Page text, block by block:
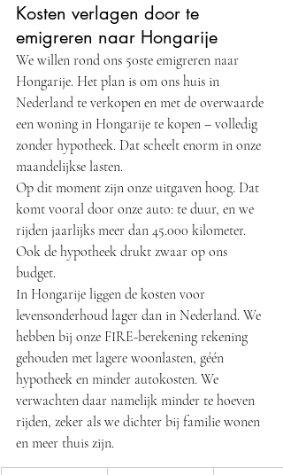
Kosten verlagen door te
emigreren naar Hongarije
We willen rond ons 50ste emigreren naar
Hongarije. Het plan is om ons huis in
Nederland te verkopen en met de overwaarde
een woning in Hongarije te kopen – volledig
zonder hypotheek. Dat scheelt enorm in onze
maandelijkse lasten.
Op dit moment zijn onze uitgaven hoog. Dat
komt vooral door onze auto: te duur, en we
rijden jaarlijks meer dan 45.000 kilometer.
Ook de hypotheek drukt zwaar op ons
budget.
In Hongarije liggen de kosten voor
levensonderhoud lager dan in Nederland. We
hebben bij onze FIRE-berekening rekening
gehouden met lagere woonlasten, géén
hypotheek en minder autokosten. We
verwachten daar namelijk minder te hoeven
rijden, zeker als we dichter bij familie wonen
en meer thuis zijn.